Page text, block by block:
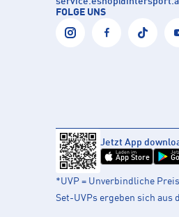
FOLGE UNS
Jetzt App
Laden im
App Store
*UVP = Unverbindliche
Set-UVPs ergeben sich aus